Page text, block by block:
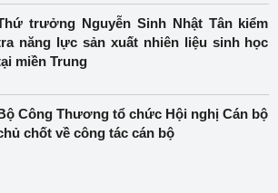
trưởng Nguyễn Sinh Nhật Tân kiểm
năng lực sản xuất nhiên liệu sinh học
miền Trung
Công Thương tổ chức Hội nghị Cán bộ
chốt về công tác cán bộ